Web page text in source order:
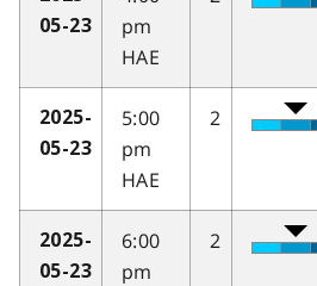
05-23
pm
HAE
2025-
05-23
5:00
pm
HAE
2
2025-
05-23
6:00
pm
2